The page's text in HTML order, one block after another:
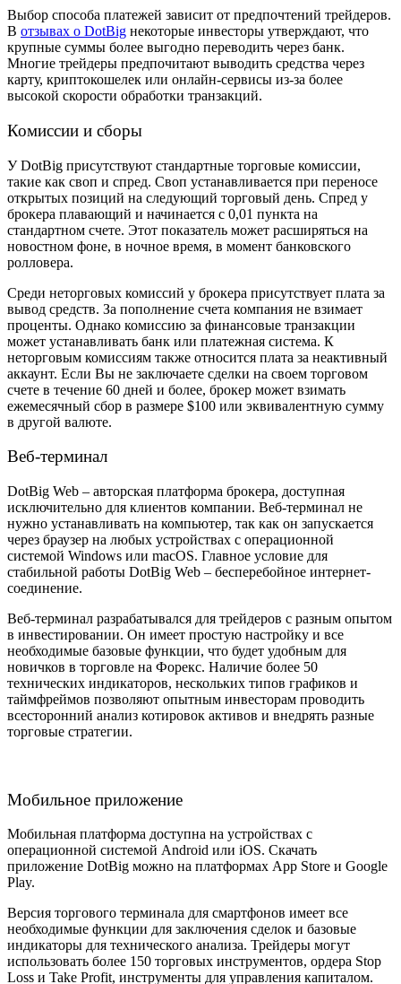
Выбор способа платежей зависит от предпочтений трейдеров.
В отзывах о DotBig некоторые инвесторы утверждают, что
крупные суммы более выгодно переводить через банк.
Многие трейдеры предпочитают выводить средства через
карту, криптокошелек или онлайн-сервисы из-за более
высокой скорости обработки транзакций.
Комиссии и сборы
У DotBig присутствуют стандартные торговые комиссии,
такие как своп и спред. Своп устанавливается при переносе
открытых позиций на следующий торговый день. Спред у
брокера плавающий и начинается с 0,01 пункта на
стандартном счете. Этот показатель может расширяться на
новостном фоне, в ночное время, в момент банковского
ролловера.
Среди неторговых комиссий у брокера присутствует плата за
вывод средств. За пополнение счета компания не взимает
проценты. Однако комиссию за финансовые транзакции
может устанавливать банк или платежная система. К
неторговым комиссиям также относится плата за неактивный
аккаунт. Если Вы не заключаете сделки на своем торговом
счете в течение 60 дней и более, брокер может взимать
ежемесячный сбор в размере $100 или эквивалентную сумму
в другой валюте.
Веб-терминал
DotBig Web – авторская платформа брокера, доступная
исключительно для клиентов компании. Веб-терминал не
нужно устанавливать на компьютер, так как он запускается
через браузер на любых устройствах с операционной
системой Windows или macOS. Главное условие для
стабильной работы DotBig Web – бесперебойное интернет-
соединение.
Веб-терминал разрабатывался для трейдеров с разным опытом
в инвестировании. Он имеет простую настройку и все
необходимые базовые функции, что будет удобным для
новичков в торговле на Форекс. Наличие более 50
технических индикаторов, нескольких типов графиков и
таймфреймов позволяют опытным инвесторам проводить
всесторонний анализ котировок активов и внедрять разные
торговые стратегии.
Мобильное приложение
Мобильная платформа доступна на устройствах с
операционной системой Android или iOS. Скачать
приложение DotBig можно на платформах App Store и Google
Play.
Версия торгового терминала для смартфонов имеет все
необходимые функции для заключения сделок и базовые
индикаторы для технического анализа. Трейдеры могут
использовать более 150 торговых инструментов, ордера Stop
Loss и Take Profit, инструменты для управления капиталом.